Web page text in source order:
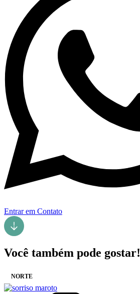
Entrar em Contato
Você também pode gostar!
NORTE